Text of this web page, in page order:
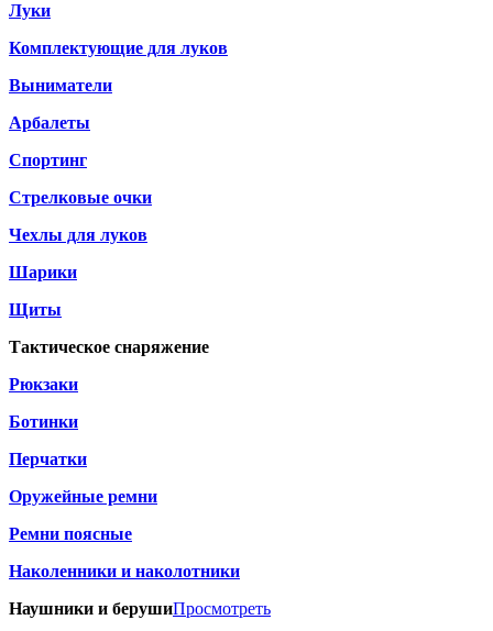
Луки
Комплектующие для луков
Выниматели
Арбалеты
Спортинг
Стрелковые очки
Чехлы для луков
Шарики
Щиты
Тактическое снаряжение
Рюкзаки
Ботинки
Перчатки
Оружейные ремни
Ремни поясные
Наколенники и наколотники
Наушники и берушиПросмотреть